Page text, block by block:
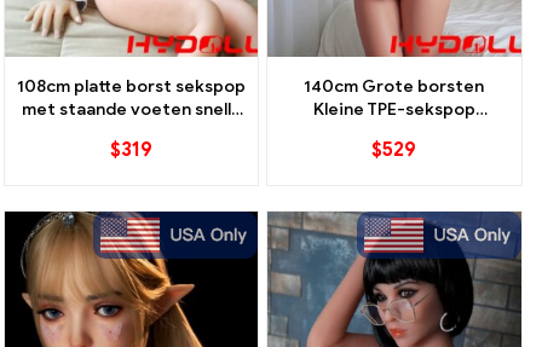
108cm platte borst sekspop
met staande voeten snelle
$319
140cm Grote borsten
Kleine TPE-sekspop
compacte schoonheid
$529